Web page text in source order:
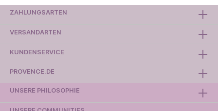
KUNDENSERVICE
PROVENCE.DE
ZAHLUNGSARTEN
VERSANDARTEN
UNSERE PHILOSOPHIE